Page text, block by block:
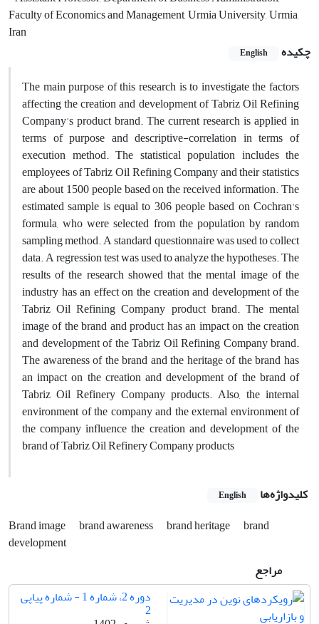
Faculty of Economics and Management, Urmia University, Urmia,
Iran
چکیده
English
The main purpose of this research is to investigate the factors
affecting the creation and development of Tabriz Oil Refining
Company's product brand. The current research is applied in
terms of purpose and descriptive-correlation in terms of
execution method. The statistical population includes the
employees of Tabriz Oil Refining Company and their statistics
are about 1500 people based on the received information. The
estimated sample is equal to 306 people based on Cochran's
formula, who were selected from the population by random
sampling method. A standard questionnaire was used to collect
data. A regression test was used to analyze the hypotheses. The
results of the research showed that the mental image of the
industry has an effect on the creation and development of the
Tabriz Oil Refining Company product brand. The mental
image of the brand and product has an impact on the creation
and development of the Tabriz Oil Refining Company brand.
The awareness of the brand and the heritage of the brand has
an impact on the creation and development of the brand of
Tabriz Oil Refinery Company products. Also, the internal
environment of the company and the external environment of
the company influence the creation and development of the
brand of Tabriz Oil Refinery Company products
کلیدواژه‌ها English
Brand image brand awareness brand heritage
brand
development
مراجع
دوره 2، شماره 1 - شماره پیاپی
2